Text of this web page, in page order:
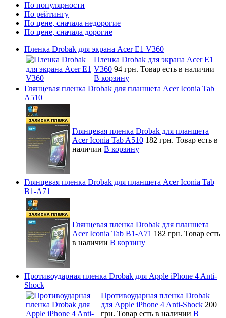
По популярности
По рейтингу
По цене, сначала недорогие
По цене, сначала дорогие
Пленка Drobak для экрана Acer E1 V360
Пленка Drobak для экрана Acer E1
V360 94 грн. Товар есть в наличии
В корзину
Глянцевая пленка Drobak для планшета Acer Iconia Tab
A510
Глянцевая пленка Drobak для планшета
Acer Iconia Tab A510 182 грн. Товар есть в
наличии В корзину
Глянцевая пленка Drobak для планшета Acer Iconia Tab
B1-A71
Глянцевая пленка Drobak для планшета
Acer Iconia Tab B1-A71 182 грн. Товар есть
в наличии В корзину
Противоударная пленка Drobak для Apple iPhone 4 Anti-
Shock
Противоударная пленка Drobak
для Apple iPhone 4 Anti-Shock 200
грн. Товар есть в наличии В